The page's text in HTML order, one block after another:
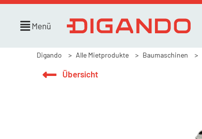
Menü
Digando Alle Mietprodukte Baumaschinen
Übersicht